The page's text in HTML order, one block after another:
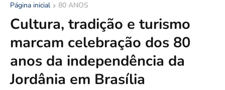
Página inicial 80 ANOS
Cultura, tradição e turismo
marcam celebração dos 80
anos da independência da
Jordânia em Brasília